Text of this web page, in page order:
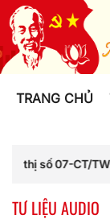
TRANG CHỦ
TW: Bước phát
TƯ LIỆU AUDIO